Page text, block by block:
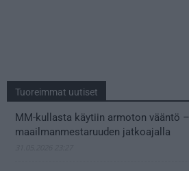
Tuoreimmat uutiset
MM-kullasta käytiin armoton vääntö
maailmanmestaruuden jatkoajalla